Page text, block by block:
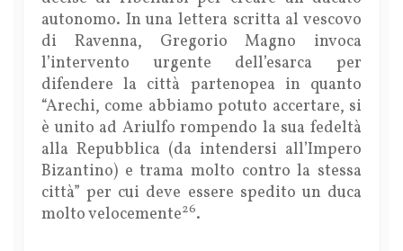
autonomo. In una lettera scritta al vescovo
di Ravenna, Gregorio Magno invoca
l’intervento urgente dell’esarca per
difendere la città partenopea in quanto
“Arechi, come abbiamo potuto accertare, si
è unito ad Ariulfo rompendo la sua fedeltà
alla Repubblica (da intendersi all’Impero
Bizantino) e trama molto contro la stessa
città” per cui deve essere spedito un duca
molto velocemente26.